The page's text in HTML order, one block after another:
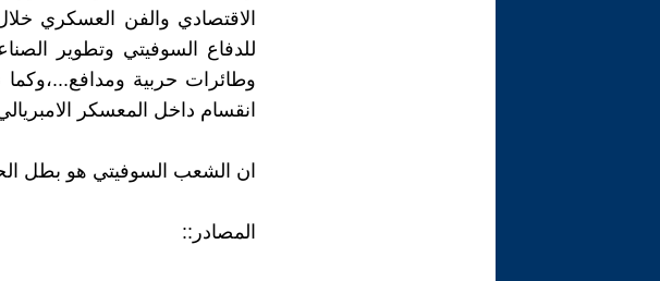
الاقتصادي والفن العسكري
للدفاع السوفيتي وتطوير
وطائرات حربية ومدافع...،وكما
انقسام داخل المعسكر
ان الشعب السوفيتي هو بطل
المصادر::